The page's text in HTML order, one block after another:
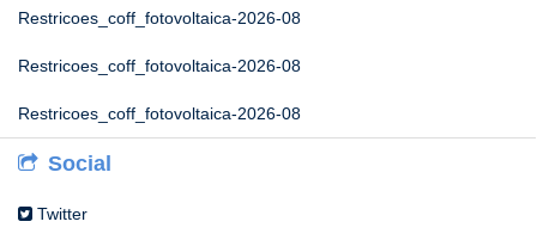
Restricoes_coff_fotovoltaica-2026-08
Restricoes_coff_fotovoltaica-2026-08
Restricoes_coff_fotovoltaica-2026-08
Social
Twitter